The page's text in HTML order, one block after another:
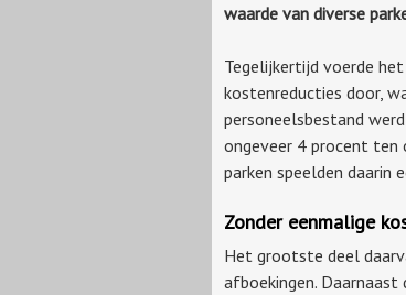
waarde van diverse
Tegelijkertijd voerde
kostenreducties door,
personeelsbestand
ongeveer 4 procent ten
parken speelden daarin
Zonder eenmalige
Het grootste deel
afboekingen.